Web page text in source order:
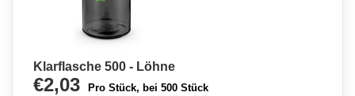
Klarflasche 500 - Löhne
€2,03 Pro Stück, bei 500 Stück